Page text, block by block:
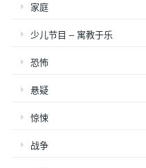
家庭
少儿节目 – 寓教于乐
恐怖
悬疑
惊悚
战争